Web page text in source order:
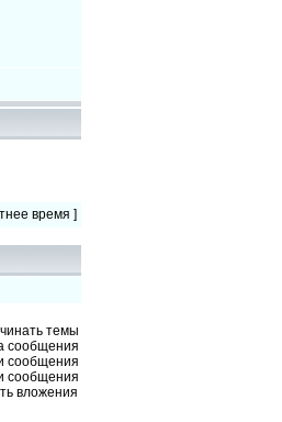
время ]
темы
сообщения
сообщения
сообщения
вложения